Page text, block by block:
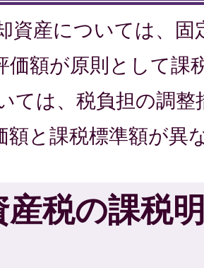
資産については、固
価額が原則として課
ては、税負担の調
額と課税標準額が異
産税の課税